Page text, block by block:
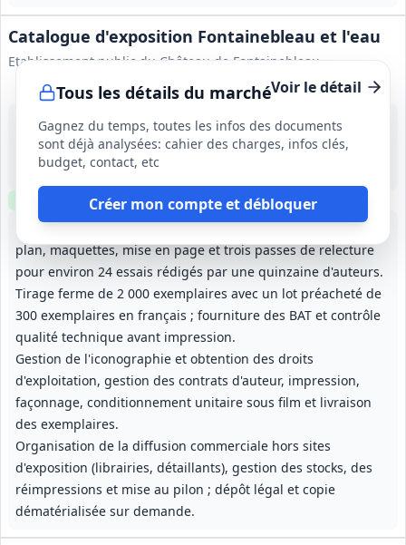
Tous les détails du marché
Gagnez du temps, toutes les infos des documents
sont déjà analysées: cahier des charges, infos clés,
budget, contact, etc
Créer mon compte et débloquer
Catalogue d'exposition Fontainebleau et l'eau
Etablissement public du Château de Fontainebleau
Voir le détail
Conception et réalisation complète d'un ouvrage éditorial :
plan, maquettes, mise en page et trois passes de relecture
pour environ 24 essais rédigés par une quinzaine d'auteurs.
Tirage ferme de 2 000 exemplaires avec un lot préacheté de
300 exemplaires en français ; fourniture des BAT et contrôle
qualité technique avant impression.
Gestion de l'iconographie et obtention des droits
d'exploitation, gestion des contrats d'auteur, impression,
façonnage, conditionnement unitaire sous film et livraison
des exemplaires.
Organisation de la diffusion commerciale hors sites
d'exposition (librairies, détaillants), gestion des stocks, des
réimpressions et mise au pilon ; dépôt légal et copie
dématérialisée sur demande.
1 sept. 2026
Fontainebleau (77)
60 000 €
Clause environnementale Clause sociale